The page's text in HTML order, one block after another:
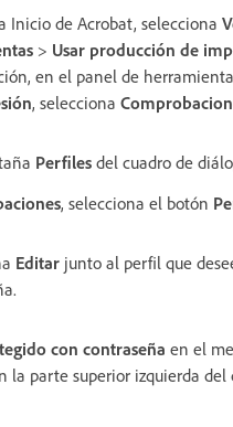
Inicio de Acrobat, selecciona
> Usar producción de
en el panel de
, selecciona
Perfiles del cuadro de
, selecciona el botón
Editar junto al perfil que
con contraseña en el
la parte superior izquierda del